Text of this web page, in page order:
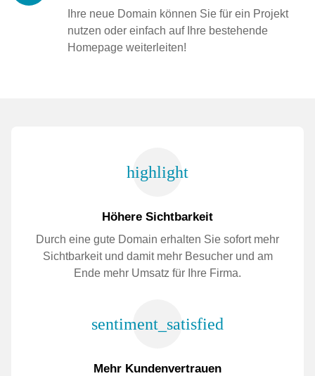
Ihre neue Domain können Sie für ein Projekt
nutzen oder einfach auf Ihre bestehende
Homepage weiterleiten!
highlight
Höhere Sichtbarkeit
Durch eine gute Domain erhalten Sie sofort mehr
Sichtbarkeit und damit mehr Besucher und am
Ende mehr Umsatz für Ihre Firma.
sentiment_satisfied
Mehr Kundenvertrauen